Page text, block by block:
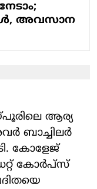
അവസാന
ആര്യ
ബാച്ചിലർ
കോളേജ്
കോർപ്സ്